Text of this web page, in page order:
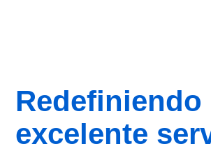
Redefiniendo
excelente